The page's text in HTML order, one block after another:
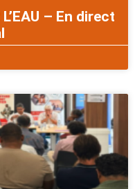
L’EAU – En direct